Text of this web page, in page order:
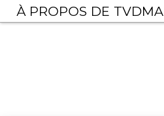
Aller
au
À PROPOS DE TVDMA